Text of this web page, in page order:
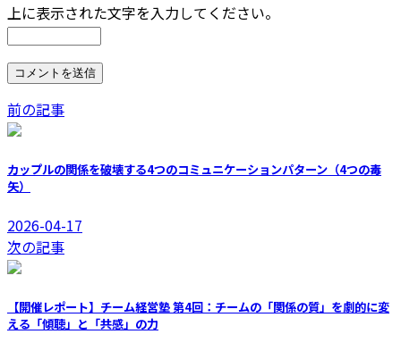
上に表示された文字を入力してください。
前の記事
カップルの関係を破壊する4つのコミュニケーションパターン（4つの毒
矢）
2026-04-17
次の記事
【開催レポート】チーム経営塾 第4回：チームの「関係の質」を劇的に変
える「傾聴」と「共感」の力